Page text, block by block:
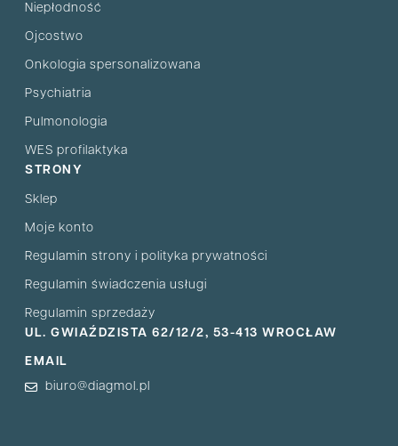
Niepłodność
Ojcostwo
Onkologia spersonalizowana
Psychiatria
Pulmonologia
WES profilaktyka
STRONY
Sklep
Moje konto
Regulamin strony i polityka prywatności
Regulamin świadczenia usługi
Regulamin sprzedaży
UL. GWIAŹDZISTA 62/12/2, 53-413 WROCŁAW
EMAIL
biuro@diagmol.pl